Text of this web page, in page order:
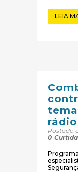
LEIA
rádio
Postado
0